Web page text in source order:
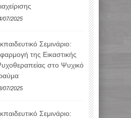
07/2025
Σεμινάριο:
της Εικαστικής
στο Ψυχικό
07/2025
Σεμινάριο: